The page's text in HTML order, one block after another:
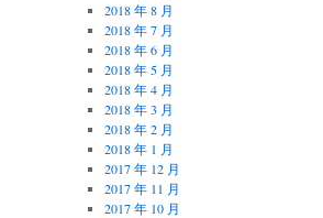
2018 年 8 月
2018 年 7 月
2018 年 6 月
2018 年 5 月
2018 年 4 月
2018 年 3 月
2018 年 2 月
2018 年 1 月
2017 年 12 月
2017 年 11 月
2017 年 10 月